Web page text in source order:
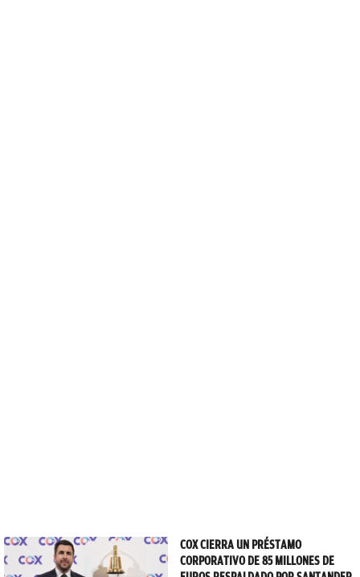
COX CIERRA UN PRÉSTAMO
CORPORATIVO DE 85 MILLONES DE